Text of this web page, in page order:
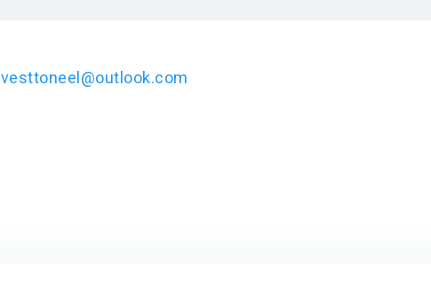
vesttoneel@outlook.com